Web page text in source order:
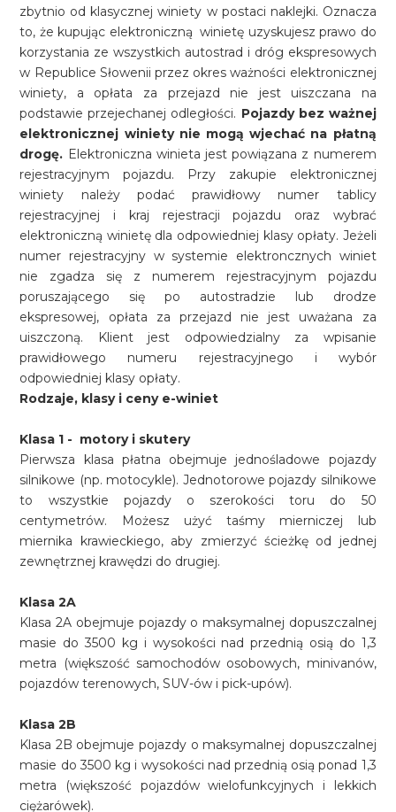
zbytnio od klasycznej winiety w postaci naklejki. Oznacza
to, że kupując elektroniczną winietę uzyskujesz prawo do
korzystania ze wszystkich autostrad i dróg ekspresowych
w Republice Słowenii przez okres ważności elektronicznej
winiety, a opłata za przejazd nie jest uiszczana na
podstawie przejechanej odległości. Pojazdy bez ważnej
elektronicznej winiety nie mogą wjechać na płatną
drogę. Elektroniczna winieta jest powiązana z numerem
rejestracyjnym pojazdu. Przy zakupie elektronicznej
winiety należy podać prawidłowy numer tablicy
rejestracyjnej i kraj rejestracji pojazdu oraz wybrać
elektroniczną winietę dla odpowiedniej klasy opłaty. Jeżeli
numer rejestracyjny w systemie elektroncznych winiet
nie zgadza się z numerem rejestracyjnym pojazdu
poruszającego się po autostradzie lub drodze
ekspresowej, opłata za przejazd nie jest uważana za
uiszczoną. Klient jest odpowiedzialny za wpisanie
prawidłowego numeru rejestracyjnego i wybór
odpowiedniej klasy opłaty.
Rodzaje, klasy i ceny e-winiet
Klasa 1 - motory i skutery
Pierwsza klasa płatna obejmuje jednośladowe pojazdy
silnikowe (np. motocykle). Jednotorowe pojazdy silnikowe
to wszystkie pojazdy o szerokości toru do 50
centymetrów. Możesz użyć taśmy mierniczej lub
miernika krawieckiego, aby zmierzyć ścieżkę od jednej
zewnętrznej krawędzi do drugiej.
Klasa 2A
Klasa 2A obejmuje pojazdy o maksymalnej dopuszczalnej
masie do 3500 kg i wysokości nad przednią osią do 1,3
metra (większość samochodów osobowych, minivanów,
pojazdów terenowych, SUV-ów i pick-upów).
Klasa 2B
Klasa 2B obejmuje pojazdy o maksymalnej dopuszczalnej
masie do 3500 kg i wysokości nad przednią osią ponad 1,3
metra (większość pojazdów wielofunkcyjnych i lekkich
ciężarówek).